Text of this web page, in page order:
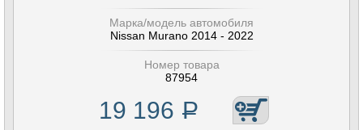
Марка/модель автомобиля
Nissan Murano 2014 - 2022
Номер товара
87954
19 196 Р